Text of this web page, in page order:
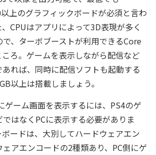
上のグラフィックボードが必須と言わ
CPUはアプリによって3D表現が多く
、ターボブーストが利用できるCore
ろ。ゲームを表示しながら配信など
れば、同時に配信ソフトも起動する
以上は搭載しましょう。
ーム画面を表示するには、PS4のゲ
はなくPCに表示する必要がありま
ードは、大別してハードウェアエン
アエンコードの2種類あり、PC側にゲ